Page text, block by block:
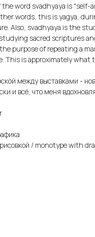
word svadhyaya is "self-
words, this is yagya,
Also, svadhyaya is the
sacred scriptures
purpose of repeating a
This is approximately what
между выставками -
и всё, что меня
/ monotype with